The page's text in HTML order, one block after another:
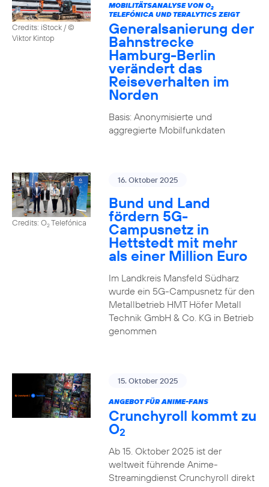
Credits: iStock / ©
Viktor Kintop
MOBILITÄTSANALYSE VON O2
TELEFÓNICA UND TERALYTICS ZEIGT
Generalsanierung der
Bahnstrecke
Hamburg-Berlin
verändert das
Reiseverhalten im
Norden
Basis: Anonymisierte und
aggregierte Mobilfunkdaten
Credits: O2Telefónica
16. Oktober 2025
Bund und Land
fördern 5G-
Campusnetz in
Hettstedt mit mehr
als einer Million Euro
Im Landkreis Mansfeld Südharz
wurde ein 5G-Campusnetz für den
Metallbetrieb HMT Höfer Metall
Technik GmbH & Co. KG in Betrieb
genommen
15. Oktober 2025
ANGEBOT FÜR ANIME-FANS
Crunchyroll kommt zu
O2
Ab 15. Oktober 2025 ist der
weltweit führende Anime-
Streamingdienst Crunchyroll direkt